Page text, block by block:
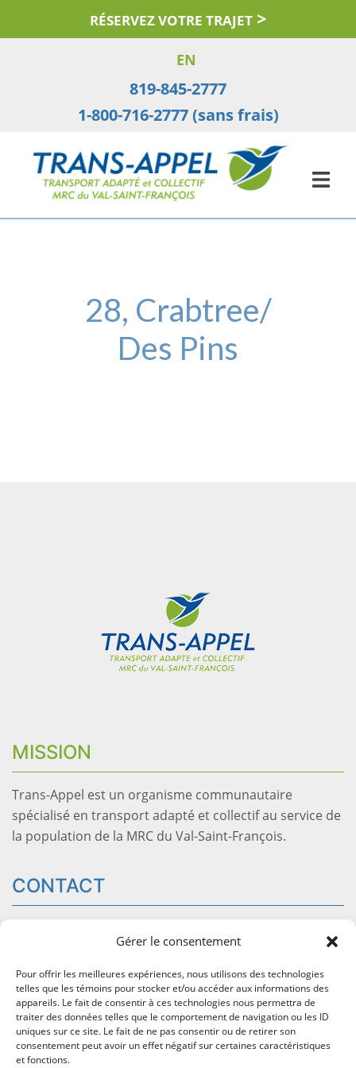
Gérer le consentement
Pour offrir les meilleures expériences, nous utilisons des technologies
telles que les témoins pour stocker et/ou accéder aux informations des
appareils. Le fait de consentir à ces technologies nous permettra de
traiter des données telles que le comportement de navigation ou les ID
uniques sur ce site. Le fait de ne pas consentir ou de retirer son
consentement peut avoir un effet négatif sur certaines caractéristiques
et fonctions.
RÉSERVEZ VOTRE TRAJET
EN
819-845-2777
1-800-716-2777 (sans frais)
28, Crabtree/
Des Pins
MISSION
Trans-Appel est un organisme communautaire
spécialisé en transport adapté et collectif au service de
la population de la MRC du Val-Saint-François.
CONTACT
819-845-2777
1-800-716-2777(sans frais)
Page Facebook